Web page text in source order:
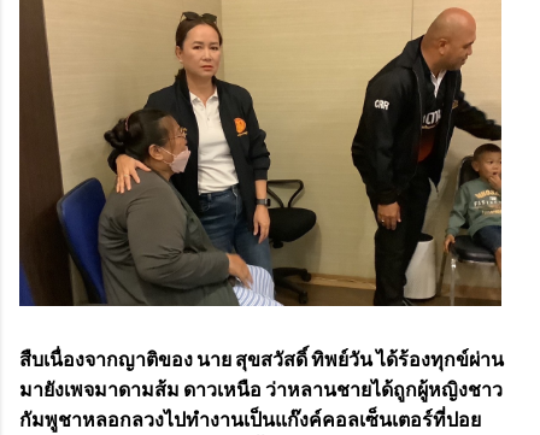
สืบเนื่องจากญาติของ นาย สุขสวัสดิ์ ทิพย์วัน ได้ร้องทุกข์ผ่าน
มายังเพจมาดามส้ม ดาวเหนือ ว่าหลานชายได้ถูกผู้หญิงชาว
กัมพูชาหลอกลวงไปทำงานเป็นแก๊งค์คอลเซ็นเตอร์ที่ปอย